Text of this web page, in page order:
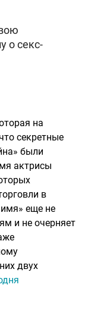
о секс-
на
секретные
были
актрисы
в
еще не
и не очерняет
двух